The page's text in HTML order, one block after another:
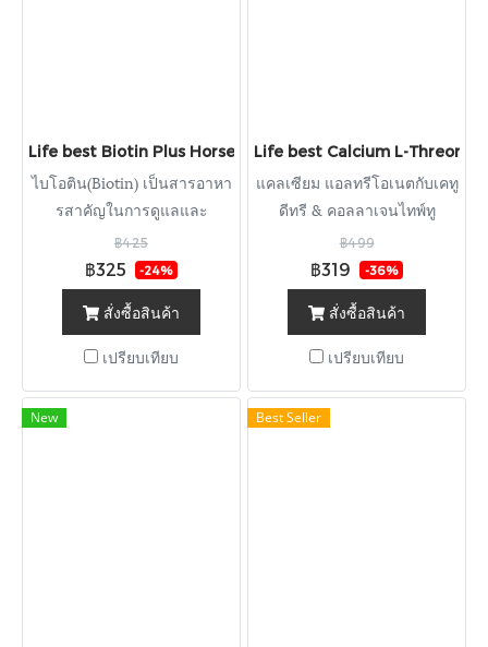
Life best Biotin Plus Horsetail Extract and Brewer Yeast ไ
ไบโอติน(Biotin) เป็นสารอาหา
รสาคัญในการดูแลและ
บำรุงสุขภาพผิว เล็บ และ
เส้นผมให้สุขภาพดีและแข็งแรง
ไบโอตินเป็นส่วนสาคัญในการ
เสริมสร้างโครงสร้างของเครา
ตินให้แข็งแรง ช่วยให้ผิว เล็บ
แรง
฿425
฿325 -24%
สั่งซื้อสินค้า
เปรียบเทียบ
Life best Calcium L-
แคลเซียม แอลทรีโอเนตกับเคทู
ดีทรี & คอลลาเจนไทพ์ทู
฿499
฿319 -36%
สั่งซื้อสินค้า
เปรียบเทียบ
New Best Seller